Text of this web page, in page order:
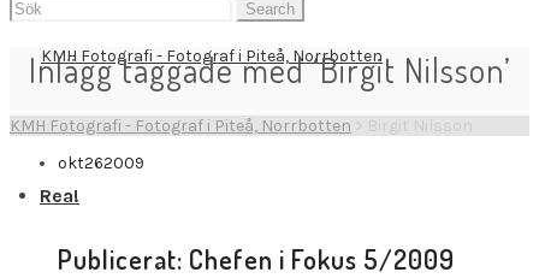
Rea!
Search
for:
Inlägg taggade med ‘Birgit Nilsson’
KMH Fotografi - Fotograf i Piteå, Norrbotten > Birgit Nilsson
okt262009
Publicerat: Chefen i Fokus 5/2009